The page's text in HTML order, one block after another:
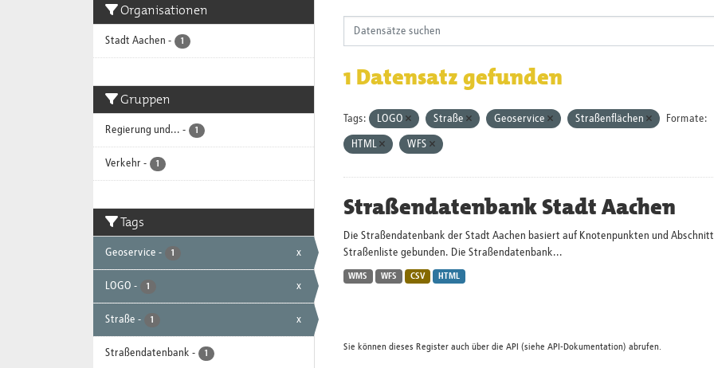
Organisationen
Stadt Aachen - 1
Gruppen
Regierung und... - 1
Verkehr - 1
Tags
Geoservice - 1 x
LOGO - 1 x
Straße - 1 x
Straßendatenbank - 1
1 Datensatz gefunden
Tags: LOGO Straße Geoservice Straßenflächen Formate:
HTML WFS
Straßendatenbank Stadt Aachen
Die Straßendatenbank der Stadt Aachen basiert auf Knotenpunkten und
Straßenliste gebunden. Die Straßendatenbank...
WMS WFS CSV HTML
Sie können dieses Register auch über die API (siehe API-Dokumentation) abrufen.